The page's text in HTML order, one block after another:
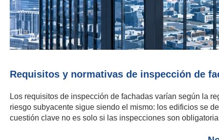
Requisitos y normativas de inspección de
Los requisitos de inspección de fachadas varían según la
riesgo subyacente sigue siendo el mismo: los edificios se
cuestión clave no es solo si las inspecciones son